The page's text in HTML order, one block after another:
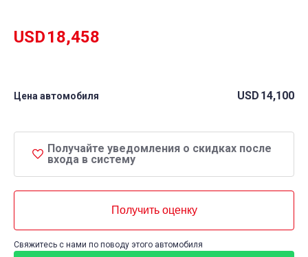
USD18,458
Цена автомобиля USD 14,100
Получайте уведомления о скидках после
входа в систему
Получить оценку
Свяжитесь с нами по поводу этого автомобиля